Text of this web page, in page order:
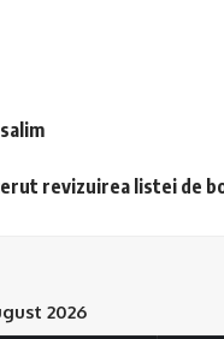
revizuirea listei de
2026